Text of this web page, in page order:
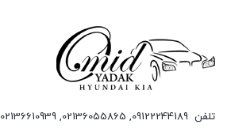
تلفن 09122244189
,
02136055865
,
02136610939